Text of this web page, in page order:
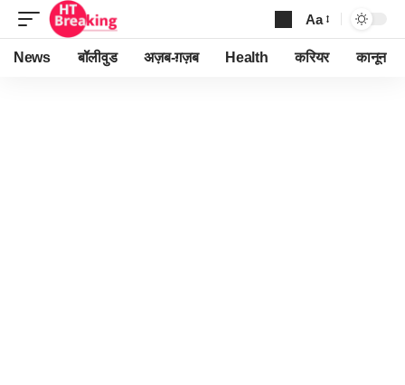
Font
Resizer
Aa
News बॉलीवुड अज़ब-ग़ज़ब Health करियर कानून